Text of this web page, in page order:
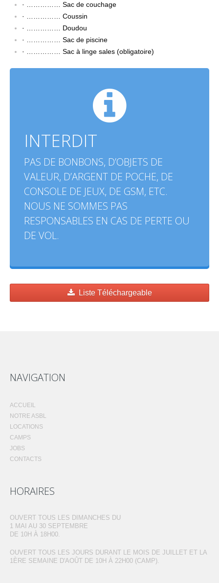
· …………… Sac de couchage
· …………… Coussin
· …………… Doudou
· …………… Sac de piscine
· …………… Sac à linge sales (obligatoire)
INTERDIT
PAS DE BONBONS, D’OBJETS DE
VALEUR, D’ARGENT DE POCHE, DE
CONSOLE DE JEUX, DE GSM, ETC.
NOUS NE SOMMES PAS
RESPONSABLES EN CAS DE PERTE OU
DE VOL.
Liste Téléchargeable
NAVIGATION
ACCUEIL
NOTRE ASBL
LOCATIONS
CAMPS
JOBS
CONTACTS
HORAIRES
OUVERT TOUS LES DIMANCHES DU
1 MAI AU 30 SEPTEMBRE
DE 10H À 18H00.
OUVERT TOUS LES JOURS DURANT LE MOIS DE JUILLET ET LA
1ÈRE SEMAINE D'AOÛT DE 10H À 22H00 (CAMP).